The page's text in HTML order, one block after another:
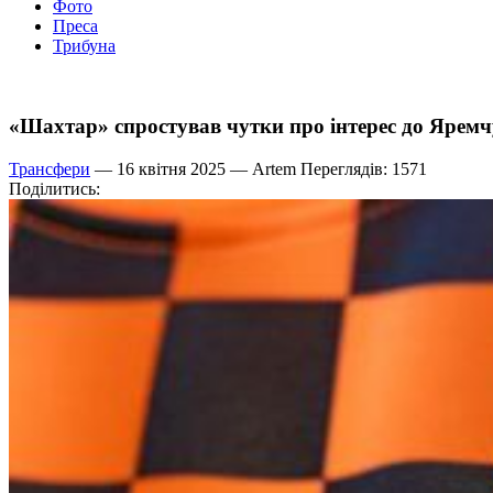
Фото
Преса
Трибуна
«Шахтар» спростував чутки про інтерес до
Трансфери — 16 квітня 2025 — Artem Переглядів: 1571
Поділитись: